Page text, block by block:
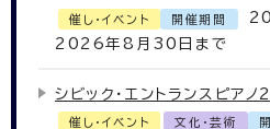
催し・イベント 開催期間
2026年8月30日まで
シビック・エントランスピア
催し・イベント 文化・芸術